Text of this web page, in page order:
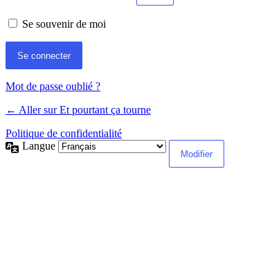
Se souvenir de moi
Mot de passe oublié ?
← Aller sur Et pourtant ça tourne
Politique de confidentialité
Langue